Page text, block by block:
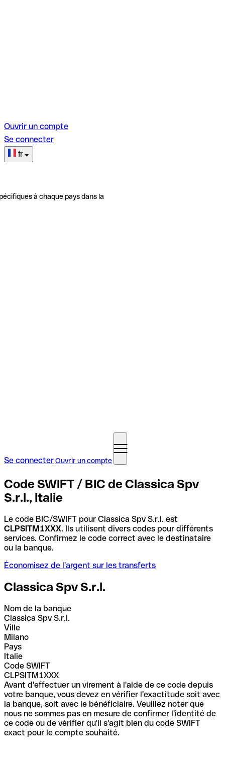
Ouvrir un compte
Se connecter
fr
à chaque pays dans la
Se connecterOuvrir un compte
Code SWIFT / BIC de Classica Spv
S.r.l., Italie
Le code BIC/SWIFT pour Classica Spv S.r.l. est
CLPSITM1XXX. Ils utilisent divers codes pour différents
services. Confirmez le code correct avec le destinataire
ou la banque.
Économisez de l'argent sur les transferts
Classica Spv S.r.l.
Nom de la banque
Classica Spv S.r.l.
Ville
Milano
Pays
Italie
Code SWIFT
CLPSITM1XXX
Avant d'effectuer un virement à l'aide de ce code depuis
votre banque, vous devez en vérifier l'exactitude soit avec
la banque, soit avec le bénéficiaire. Veuillez noter que
nous ne sommes pas en mesure de confirmer l'identité de
ce code ou de vérifier qu'il s'agit bien du code SWIFT
exact pour le compte souhaité.